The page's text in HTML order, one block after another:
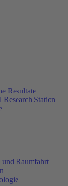
Resultate
Research Station
Raumfahrt